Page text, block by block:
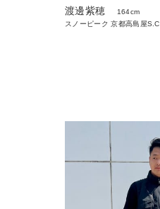
渡邊紫穂
164cm
スノーピーク 京都高島屋S.C.